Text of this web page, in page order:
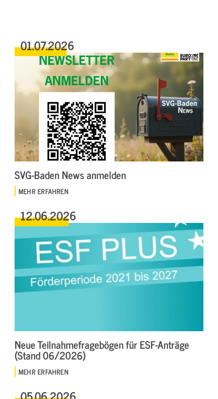
01.07.2026
SVG-Baden News anmelden
MEHR ERFAHREN
12.06.2026
Neue Teilnahmefragebögen für ESF-Anträge
(Stand 06/2026)
MEHR ERFAHREN